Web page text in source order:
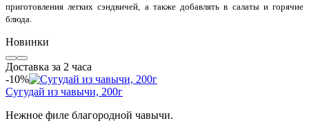
приготовления легких сэндвичей, а также добавлять в салаты и горячие
блюда.
Новинки
Доставка за 2 часа
-10%
Сугудай из чавычи, 200г
Нежное филе благородной чавычи.